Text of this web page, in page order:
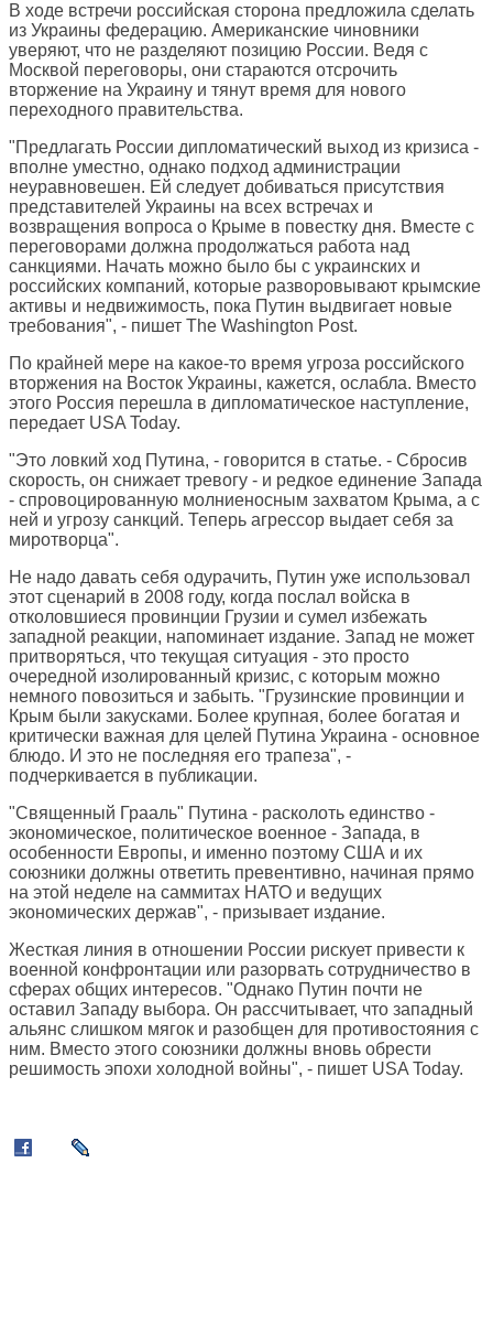
В ходе встречи российская сторона предложила сделать
из Украины федерацию. Американские чиновники
уверяют, что не разделяют позицию России. Ведя с
Москвой переговоры, они стараются отсрочить
вторжение на Украину и тянут время для нового
переходного правительства.
"Предлагать России дипломатический выход из кризиса -
вполне уместно, однако подход администрации
неуравновешен. Ей следует добиваться присутствия
представителей Украины на всех встречах и
возвращения вопроса о Крыме в повестку дня. Вместе с
переговорами должна продолжаться работа над
санкциями. Начать можно было бы с украинских и
российских компаний, которые разворовывают крымские
активы и недвижимость, пока Путин выдвигает новые
требования", - пишет The Washington Post.
По крайней мере на какое-то время угроза российского
вторжения на Восток Украины, кажется, ослабла. Вместо
этого Россия перешла в дипломатическое наступление,
передает USA Today.
"Это ловкий ход Путина, - говорится в статье. - Сбросив
скорость, он снижает тревогу - и редкое единение Запада
- спровоцированную молниеносным захватом Крыма, а с
ней и угрозу санкций. Теперь агрессор выдает себя за
миротворца".
Не надо давать себя одурачить, Путин уже использовал
этот сценарий в 2008 году, когда послал войска в
отколовшиеся провинции Грузии и сумел избежать
западной реакции, напоминает издание. Запад не может
притворяться, что текущая ситуация - это просто
очередной изолированный кризис, с которым можно
немного повозиться и забыть. "Грузинские провинции и
Крым были закусками. Более крупная, более богатая и
критически важная для целей Путина Украина - основное
блюдо. И это не последняя его трапеза", -
подчеркивается в публикации.
"Священный Грааль" Путина - расколоть единство -
экономическое, политическое военное - Запада, в
особенности Европы, и именно поэтому США и их
союзники должны ответить превентивно, начиная прямо
на этой неделе на саммитах НАТО и ведущих
экономических держав", - призывает издание.
Жесткая линия в отношении России рискует привести к
военной конфронтации или разорвать сотрудничество в
сферах общих интересов. "Однако Путин почти не
оставил Западу выбора. Он рассчитывает, что западный
альянс слишком мягок и разобщен для противостояния с
ним. Вместо этого союзники должны вновь обрести
решимость эпохи холодной войны", - пишет USA Today.